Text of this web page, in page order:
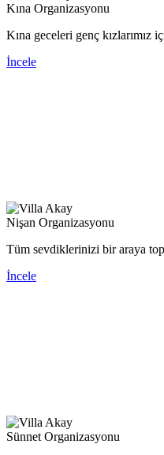
Kına Organizasyonu
Kına geceleri genç kızlarımız
İncele
Nişan Organizasyonu
Tüm sevdiklerinizi bir araya
İncele
Sünnet Organizasyonu